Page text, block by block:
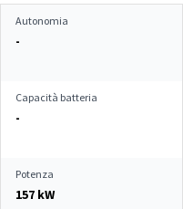
Autonomia
-
Capacità batteria
-
Potenza
157 kW